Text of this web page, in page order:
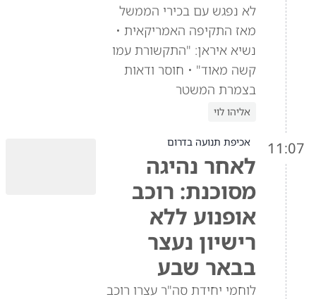
לא נפגש עם בכירי הממשל
מאז התקיפה האמריקאית •
נשיא איראן: "התקשורת עמו
קשה מאוד" • חוסר ודאות
בצמרת המשטר
אליהו לוי
11:07 אכיפת תנועה בדרום
לאחר נהיגה
מסוכנת: רוכב
אופנוע ללא
רישיון נעצר
בבאר שבע
לוחמי יחידת סה"ר עצרו רוכב